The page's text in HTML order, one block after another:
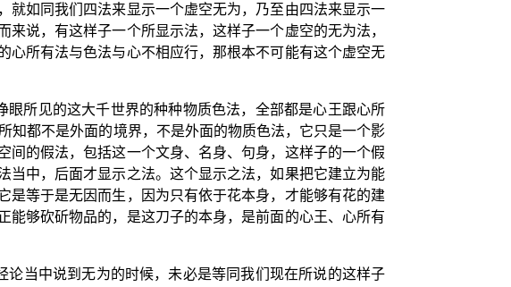
如同我们四法来显示一个虚空无为，乃至由四法来显示一
说，有这样子一个所显示法，这样子一个虚空的无为法，
心所有法与色法与心不相应行，那根本不可能有这个虚空无
眼所见的这大千世界的种种物质色法，全部都是心王跟心所
知都不是外面的境界，不是外面的物质色法，它只是一个影
的假法，包括这一个文身、名身、句身，这样子的一个假
中，后面才显示之法。这个显示之法，如果把它建立为能
等于是无因而生，因为只有依于花本身，才能够有花的建
够砍斫物品的，是这刀子的本身，是前面的心王、心所有
论当中说到无为的时候，未必是等同我们现在所说的这样子